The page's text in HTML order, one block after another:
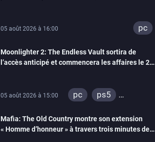
05 août 2026 à 16:00 pc
Moonlighter 2: The Endless Vault sortira de
l’accès anticipé et commencera les affaires le 2
05 août 2026 à 15:00 pc
ps5
Mafia: The Old Country montre son extension
« Homme d’honneur » à travers trois minutes de